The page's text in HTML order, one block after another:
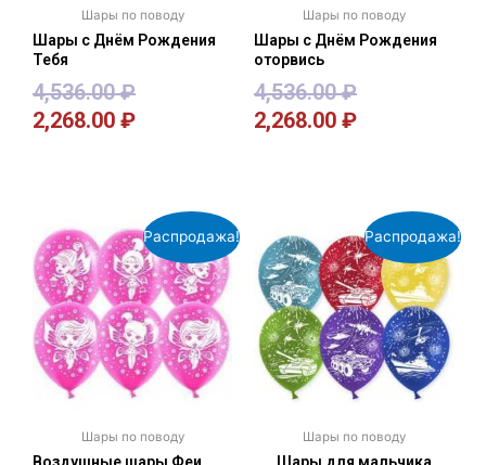
Шары по поводу
Шары с Днём Рождения
Тебя
4,536.00₽
2,268.00 ₽
Шары по поводу
Шары с Днём Рождения
оторвись
4,536.00₽
2,268.00 ₽
Распродажа!
Шары по поводу
Воздушные шары Феи
Распродажа!
Шары по поводу
Шары для мальчика